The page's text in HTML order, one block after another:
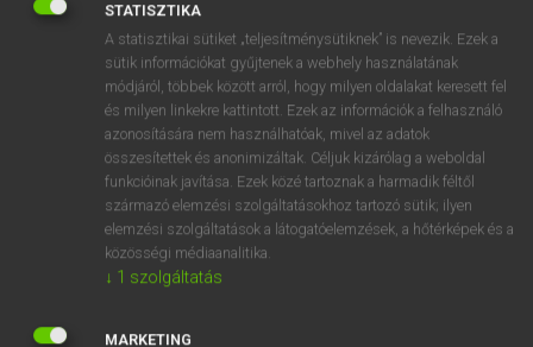
VAN ELŐFIZETÉSED?
Van előfizetésem a teljes szócikk megtekintéséhez.
BELÉPÉS
STATISZTIKA
A statisztikai sütiket „teljesítménysütiknek” is nevezik. Ezek a
sütik információkat gyűjtenek a webhely használatának
módjáról, többek között arról, hogy milyen oldalakat keresett fel
és milyen linkekre kattintott. Ezek az információk a felhasználó
azonosítására nem használhatóak, mivel az adatok
összesítettek és anonimizáltak. Céljuk kizárólag a weboldal
funkcióinak javítása. Ezek közé tartoznak a harmadik féltől
származó elemzési szolgáltatásokhoz tartozó sütik; ilyen
elemzési szolgáltatások a látogatóelemzések, a hőtérképek és a
közösségi médiaanalitika.
↓ 1 szolgáltatás
MARKETING
n m , . AltGr